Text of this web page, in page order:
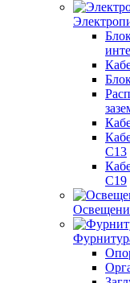
C13
C19